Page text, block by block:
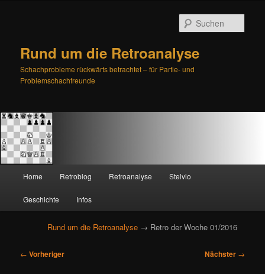
Rund um die Retroanalyse
Schachprobleme rückwärts betrachtet – für Partie- und
Problemschachfreunde
Zum
primären
Inhalt
springen
Zum
sekundären
Inhalt
springen
Home Retroblog Retroanalyse Stelvio
Geschichte Infos
Rund um die Retroanalyse → Retro der Woche 01/2016
B← Vorheriger Nächster →